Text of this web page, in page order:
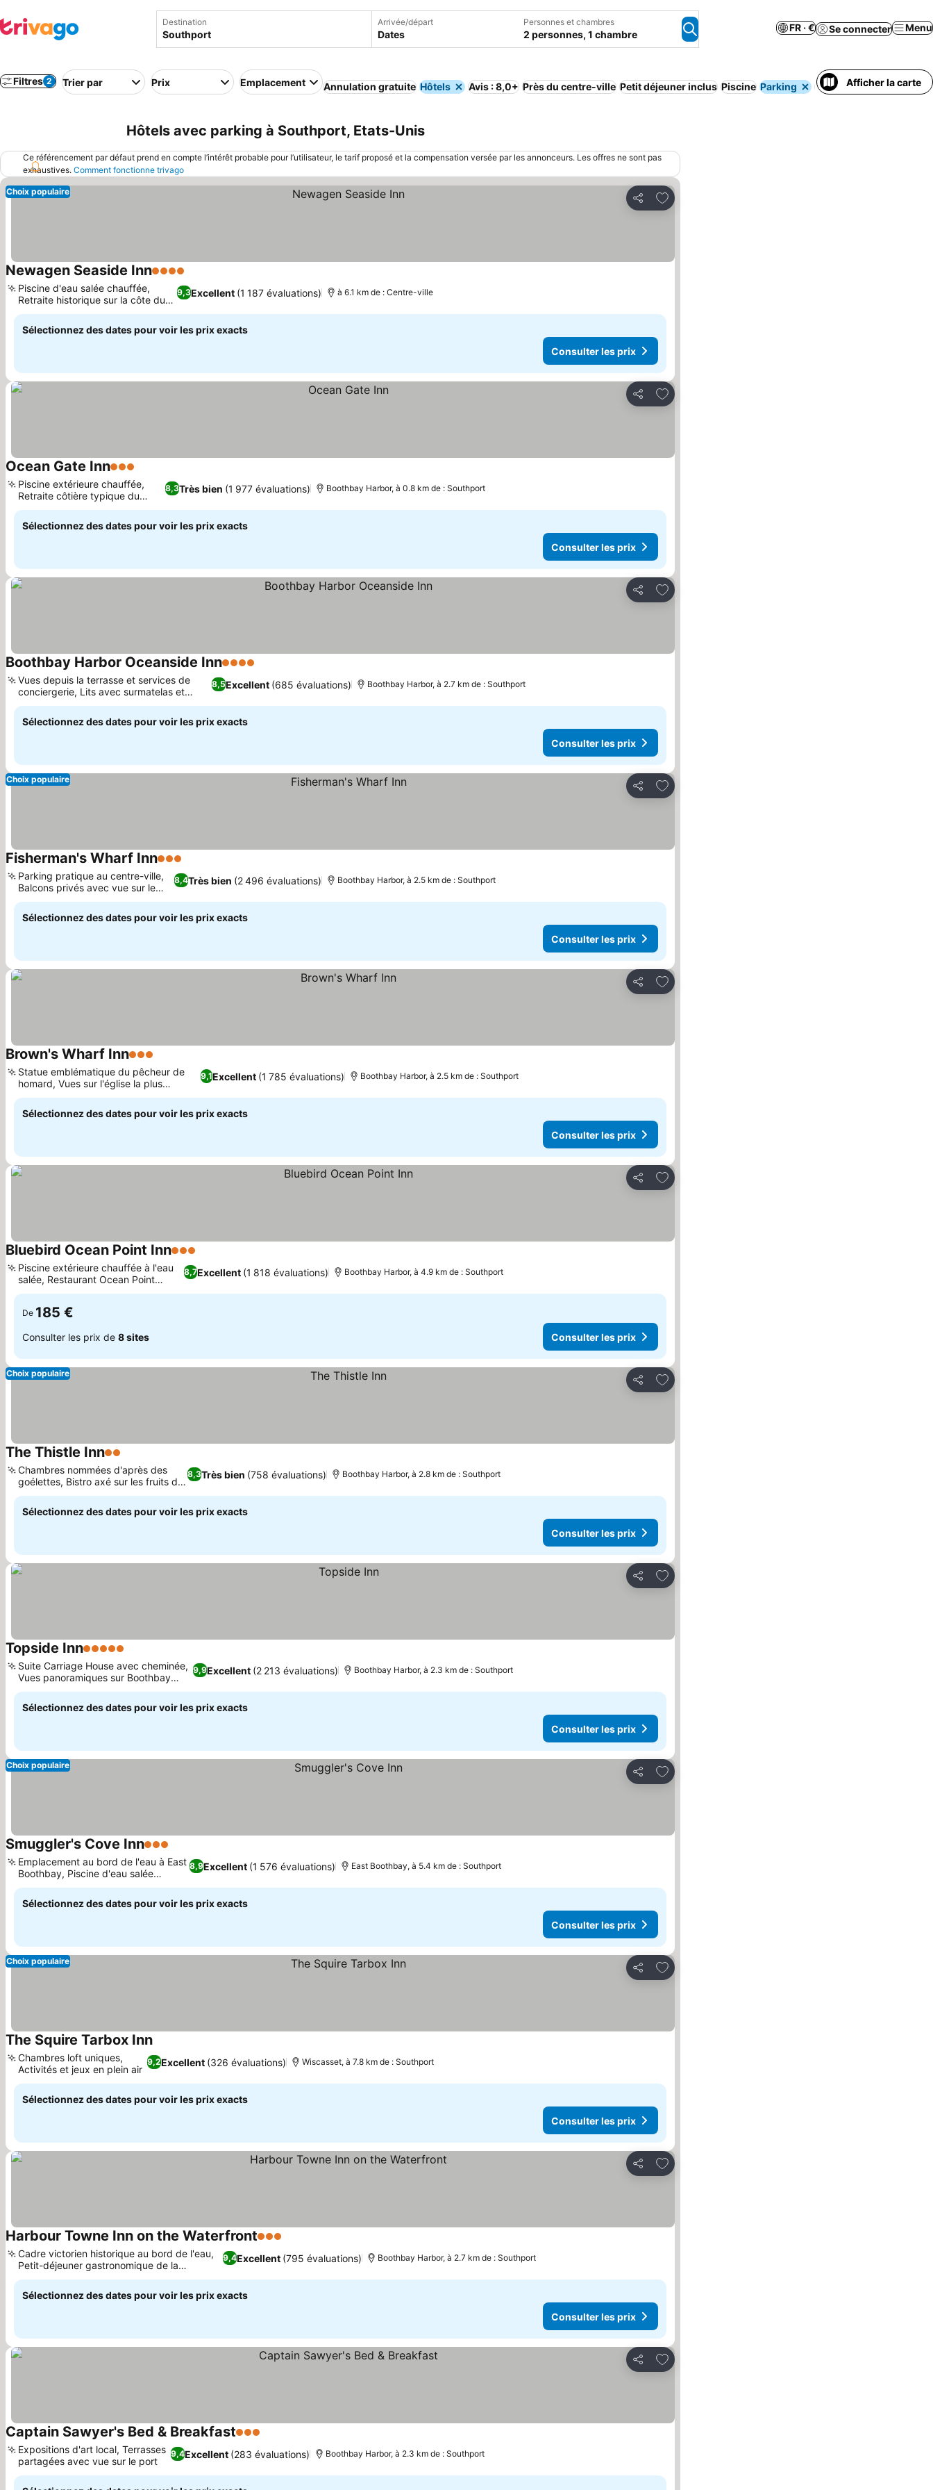
Destination Arrivée/départ
Dates
Personnes et chambres
2 personnes, 1 chambre
FR · € Se connecter Menu
Filtres 2 Trier par Prix Emplacement Annulation gratuite Hôtels Avis : 8,0+ Près du centre-ville Petit déjeuner inclus Piscine Parking Plage Afficher la carte
Hôtels avec parking à Southport, Etats-Unis
Ce référencement par défaut prend en compte l’intérêt probable pour l’utilisateur, le tarif proposé et la compensation versée par les annonceurs. Les offres ne sont pas
exhaustives. Comment fonctionne trivago
Partager
Ajouter à mes favoris
Choix populaire
Newagen Seaside Inn4 Étoiles
9,3Excellent (1 187 évaluations)
Piscine d'eau salée chauffée,
Retraite historique sur la côte du
Maine
à 6.1 km de : Centre-ville
Sélectionnez des dates pour voir les prix exacts
Consulter les prix
Partager
Ajouter à mes favoris
Ocean Gate Inn3 Étoiles
8,3Très bien (1 977 évaluations)
Piscine extérieure chauffée,
Retraite côtière typique du
Maine
Boothbay Harbor, à 0.8 km de : Southport
Sélectionnez des dates pour voir les prix exacts
Consulter les prix
Partager
Ajouter à mes favoris
Boothbay Harbor Oceanside Inn4 Étoiles
8,5Excellent (685 évaluations)
Vues depuis la terrasse et services de
conciergerie, Lits avec surmatelas et
coton égyptien
Boothbay Harbor, à 2.7 km de : Southport
Sélectionnez des dates pour voir les prix exacts
Consulter les prix
Partager
Ajouter à mes favoris
Choix populaire
Fisherman's Wharf Inn3 Étoiles
8,4Très bien (2 496 évaluations)
Parking pratique au centre-ville,
Balcons privés avec vue sur le
port
Boothbay Harbor, à 2.5 km de : Southport
Sélectionnez des dates pour voir les prix exacts
Consulter les prix
Partager
Ajouter à mes favoris
Brown's Wharf Inn3 Étoiles
9,1Excellent (1 785 évaluations)
Statue emblématique du pêcheur de
homard, Vues sur l'église la plus
photographiée
Boothbay Harbor, à 2.5 km de : Southport
Sélectionnez des dates pour voir les prix exacts
Consulter les prix
Partager
Ajouter à mes favoris
Bluebird Ocean Point Inn3 Étoiles
8,7Excellent (1 818 évaluations)
Piscine extérieure chauffée à l'eau
salée, Restaurant Ocean Point
Kitchen
Boothbay Harbor, à 4.9 km de : Southport
De 185 €
Consulter les prix de 8 sites Consulter les prix
Partager
Ajouter à mes favoris
Choix populaire
The Thistle Inn2 Étoiles
8,3Très bien (758 évaluations)
Chambres nommées d'après des
goélettes, Bistro axé sur les fruits de
mer
Boothbay Harbor, à 2.8 km de : Southport
Sélectionnez des dates pour voir les prix exacts
Consulter les prix
Partager
Ajouter à mes favoris
Topside Inn5 Étoiles
9,9Excellent (2 213 évaluations)
Suite Carriage House avec cheminée,
Vues panoramiques sur Boothbay
Harbor
Boothbay Harbor, à 2.3 km de : Southport
Sélectionnez des dates pour voir les prix exacts
Consulter les prix
Partager
Ajouter à mes favoris
Choix populaire
Smuggler's Cove Inn3 Étoiles
8,9Excellent (1 576 évaluations)
Emplacement au bord de l'eau à East
Boothbay, Piscine d'eau salée
chauffée
East Boothbay, à 5.4 km de : Southport
Sélectionnez des dates pour voir les prix exacts
Consulter les prix
Partager
Ajouter à mes favoris
Choix populaire
The Squire Tarbox InnConsulter les prix
9,2Excellent (326 évaluations)
Chambres loft uniques,
Activités et jeux en plein air
Wiscasset, à 7.8 km de : Southport
Sélectionnez des dates pour voir les prix exacts
Consulter les prix
Partager
Ajouter à mes favoris
Harbour Towne Inn on the Waterfront3 Étoiles
9,4Excellent (795 évaluations)
Cadre victorien historique au bord de l'eau,
Petit-déjeuner gastronomique de la
Nouvelle-Angleterre
Boothbay Harbor, à 2.7 km de : Southport
Sélectionnez des dates pour voir les prix exacts
Consulter les prix
Partager
Ajouter à mes favoris
Captain Sawyer's Bed & Breakfast3 Étoiles
9,4Excellent (283 évaluations)
Expositions d'art local, Terrasses
partagées avec vue sur le port
Boothbay Harbor, à 2.3 km de : Southport